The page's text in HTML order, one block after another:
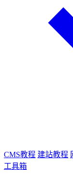
CMS教程 建站教程
工具箱